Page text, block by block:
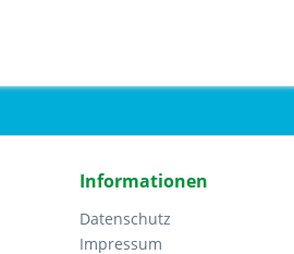
Informationen
Datenschutz
Impressum